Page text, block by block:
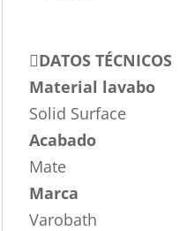
DATOS TÉCNICOS
Material lavabo
Solid Surface
Acabado
Mate
Marca
Varobath